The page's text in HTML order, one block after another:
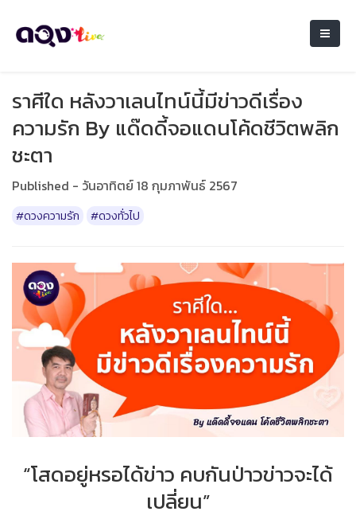
ราศีใด หลังวาเลนไทน์นี้มีข่าวดีเรื่อง
ความรัก By แด๊ดดี้จอแดนโค้ดชีวิตพลิก
ชะตา
Published - วันอาทิตย์ 18 กุมภาพันธ์ 2567
#ดวงความรัก #ดวงทั่วไป
“โสดอยู่หรอได้ข่าว คบกันป่าวข่าวจะได้
เปลี่ยน”